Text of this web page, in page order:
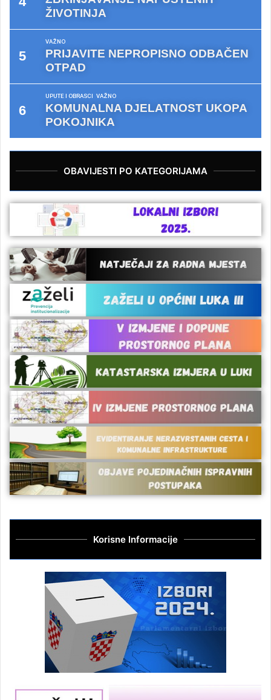
ŽIVOTINJA
VAŽNO
PRIJAVITE NEPROPISNO ODBAČEN
OTPAD
UPUTE I OBRASCI VAŽNO
KOMUNALNA DJELATNOST UKOPA
POKOJNIKA
OBAVIJESTI PO KATEGORIJAMA
Korisne Informacije